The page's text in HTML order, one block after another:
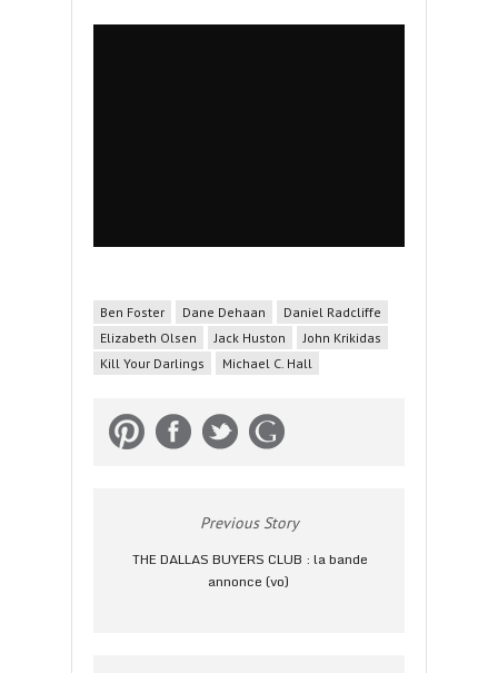
Ben Foster Dane Dehaan
Daniel Radcliffe
Elizabeth Olsen
Jack Huston
John Krikidas
Kill Your Darlings
Michael C. Hall
Previous Story
THE DALLAS BUYERS CLUB : la bande
annonce (vo)